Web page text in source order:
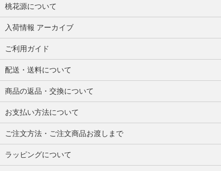
桃花源について
入荷情報 アーカイブ
ご利用ガイド
配送・送料について
商品の返品・交換について
お支払い方法について
ご注文方法・ご注文商品お渡しまで
ラッピングについて